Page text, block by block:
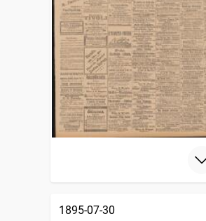
1895-07-30